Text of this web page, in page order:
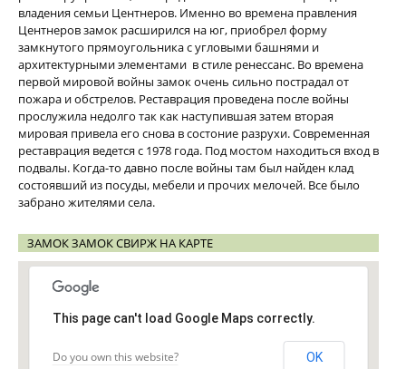
владения семьи Центнеров. Именно во времена правления
Центнеров замок расширился на юг, приобрел форму
замкнутого прямоугольника с угловыми башнями и
архитектурными элементами в стиле ренессанс. Во времена
первой мировой войны замок очень сильно пострадал от
пожара и обстрелов. Реставрация проведена после войны
прослужила недолго так как наступившая затем вторая
мировая привела его снова в состоние разрухи. Современная
реставрация ведется с 1978 года. Под мостом находиться вход в
подвалы. Когда-то давно после войны там был найден клад
состоявший из посуды, мебели и прочих мелочей. Все было
забрано жителями села.
ЗАМОК ЗАМОК СВИРЖ НА КАРТЕ
This page can't load Google Maps correctly.
Do you own this website? OK